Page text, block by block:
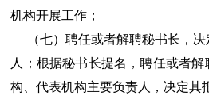
机构开展工作；
（七）聘任或者解聘秘书长，决
人；根据秘书长提名，聘任或者
构、代表机构主要负责人，决定其